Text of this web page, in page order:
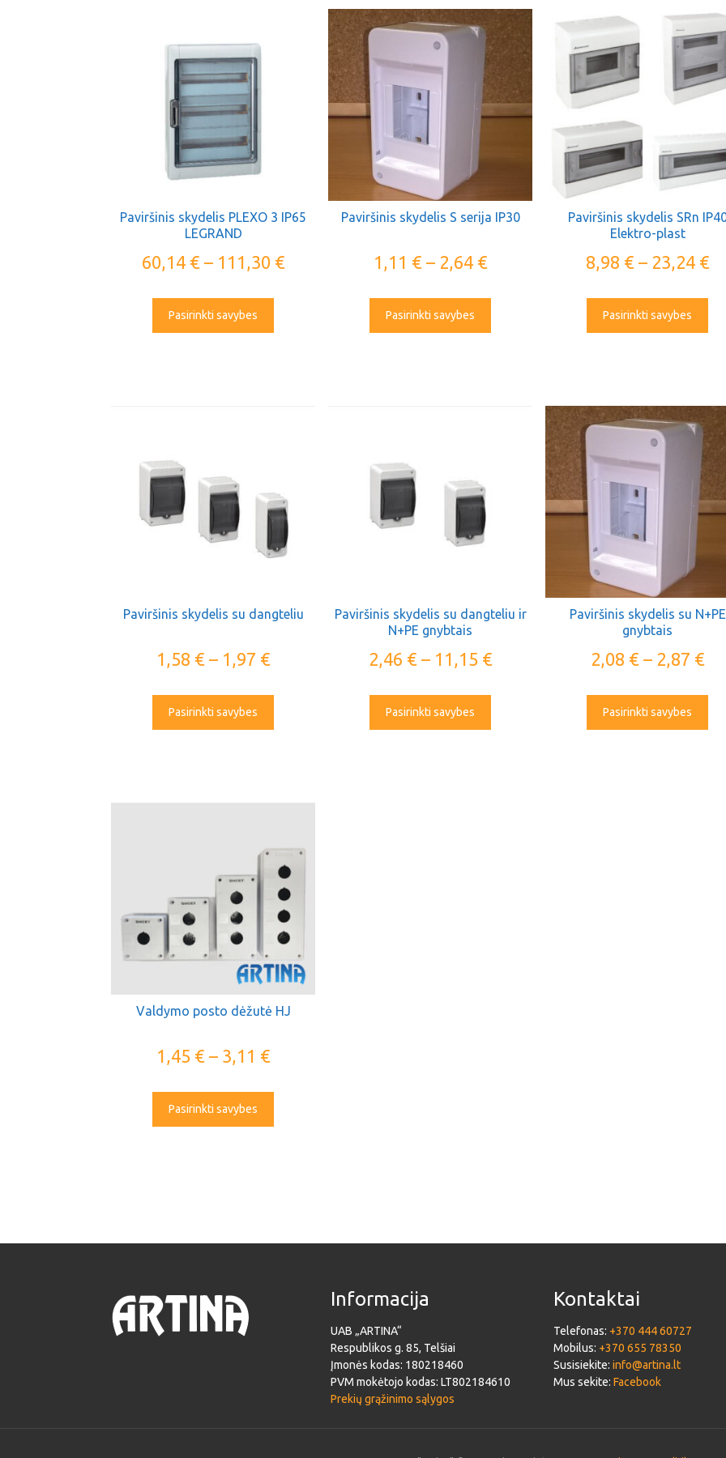
Paviršinis skydelis PLEXO 3 IP65
LEGRAND
60,14 € – 111,30 €
Pasirinkti savybes
Paviršinis skydelis S serija IP30
1,11 € – 2,64 €
Pasirinkti savybes
Paviršinis skydelis SRn
Elektro-plast
8,98 € – 23,24 €
Pasirinkti savybes
Paviršinis skydelis su dangteliu
1,58 € – 1,97 €
Pasirinkti savybes
Paviršinis skydelis su dangteliu ir
N+PE gnybtais
2,46 € – 11,15 €
Pasirinkti savybes
Paviršinis skydelis su N+PE
gnybtais
2,08 € – 2,87 €
Pasirinkti savybes
Valdymo posto dėžutė HJ
1,45 € – 3,11 €
Pasirinkti savybes
Informacija
UAB „ARTINA“
Respublikos g. 85, Telšiai
Įmonės kodas: 180218460
PVM mokėtojo kodas: LT802184610
Prekių grąžinimo sąlygos
Kontaktai
Telefonas: +370 444 60727
Mobilus: +370 655 78350
Susisiekite: info@artina.lt
Mus sekite: Facebook